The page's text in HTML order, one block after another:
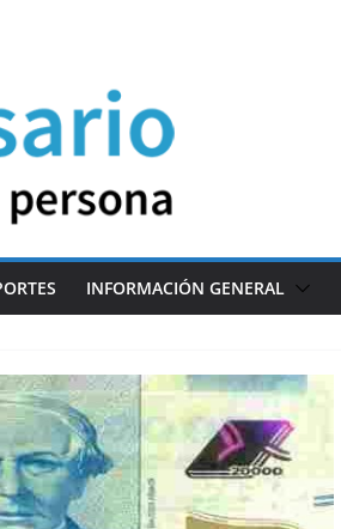
INFORMACIÓN GENERAL